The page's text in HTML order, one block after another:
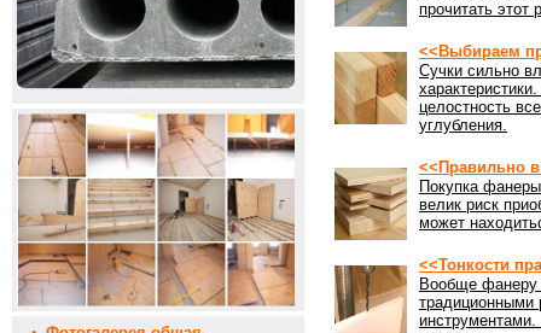
прочитать этот
<<Выбираем
Сучки сильно
целостность
углубления.
<<Правильно
Покупка
велик риск
может
<<Тонкости
Вообще фанеру
традиционными